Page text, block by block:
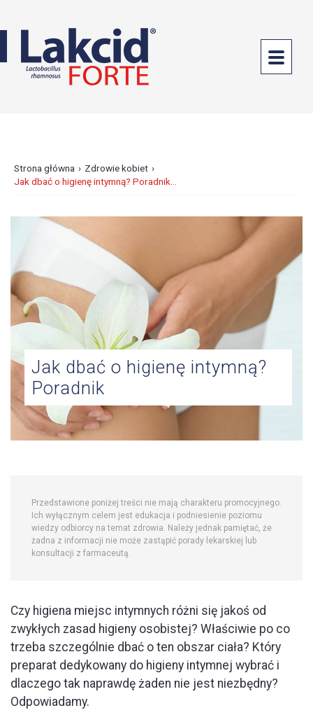
ANTYBIOTYKOTERAPIA
ZDROWE
ZDROWIE
KONTAKT
Strona główna › Zdrowie kobiet ›
Jak dbać o higienę intymną? Poradnik...
Jak dbać o higienę intymną?
Poradnik
Przedstawione poniżej treści nie mają charakteru promocyjnego.
Ich wyłącznym celem jest edukacja i podniesienie poziomu
wiedzy odbiorcy na temat zdrowia. Należy jednak pamiętać, że
żadna z informacji nie może zastąpić porady lekarskiej lub
konsultacji z farmaceutą.
Czy higiena miejsc intymnych różni się jakoś od
zwykłych zasad higieny osobistej? Właściwie po co
trzeba szczególnie dbać o ten obszar ciała? Który
preparat dedykowany do higieny intymnej wybrać i
dlaczego tak naprawdę żaden nie jest niezbędny?
Odpowiadamy.